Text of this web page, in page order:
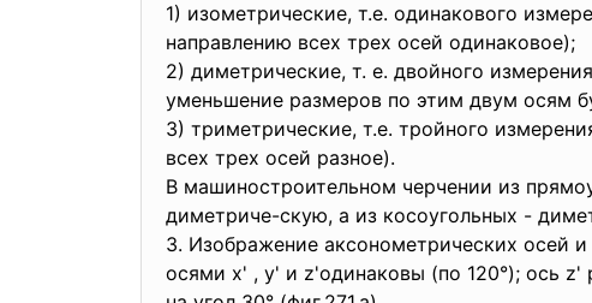
1) изометрические, т.е. одинакового
направлению всех трех осей одинаковое);
2) диметрические, т. е. двойного
уменьшение размеров по этим двум осям
3) триметрические, т.е. тройного
всех трех осей разное).
В машиностроительном черчении из
диметриче-скую, а из косоугольных -
3. Изображение аксонометрических осей
осями х' , у' и z'одинаковы (по 120°); ось z'